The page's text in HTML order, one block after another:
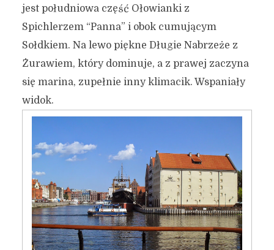
jest południowa część Ołowianki z
Spichlerzem “Panna” i obok cumującym
Sołdkiem. Na lewo piękne Długie Nabrzeże z
Żurawiem, który dominuje, a z prawej zaczyna
się marina, zupełnie inny klimacik. Wspaniały
widok.